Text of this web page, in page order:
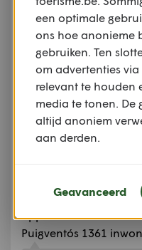
modernistische
Auteur:
Catalan
Meer informatie
Avinyonet de
Avinyonet de Puigventós
Puigventós is een
Catalonië met een
oppervlakte van 12
Puigventós 1361
een optimale
ons hoe anonieme
gebruiken. Ten
om advertenties
relevant te houden
media te tonen. De
altijd anoniem
aan derden.
Geavanceerd